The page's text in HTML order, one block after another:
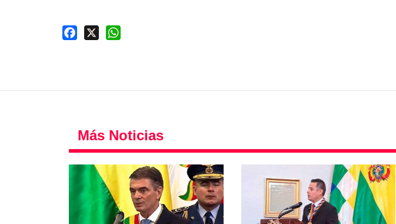
Facebook
Más Noticias